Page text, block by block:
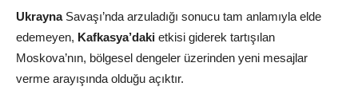
UkraynaSavaşı’nda arzuladığı sonucu tam anlamıyla elde
edemeyen, Kafkasya’daki etkisi giderek tartışılan
Moskova’nın, bölgesel dengeler üzerinden yeni mesajlar
verme arayışında olduğu açıktır.